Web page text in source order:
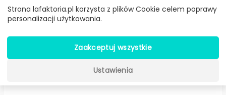
(Czarny, 160 cm) -AQForm
Strona lafaktoria.pl korzysta z plików Cookie celem poprawy
personalizacji użytkowania.
Zaakceptuj wszystkie
Ustawienia